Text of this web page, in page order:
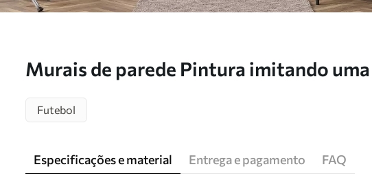
Murais de parede Pintura imitando
Futebol
Especificações e material Entrega e pagamento FAQ